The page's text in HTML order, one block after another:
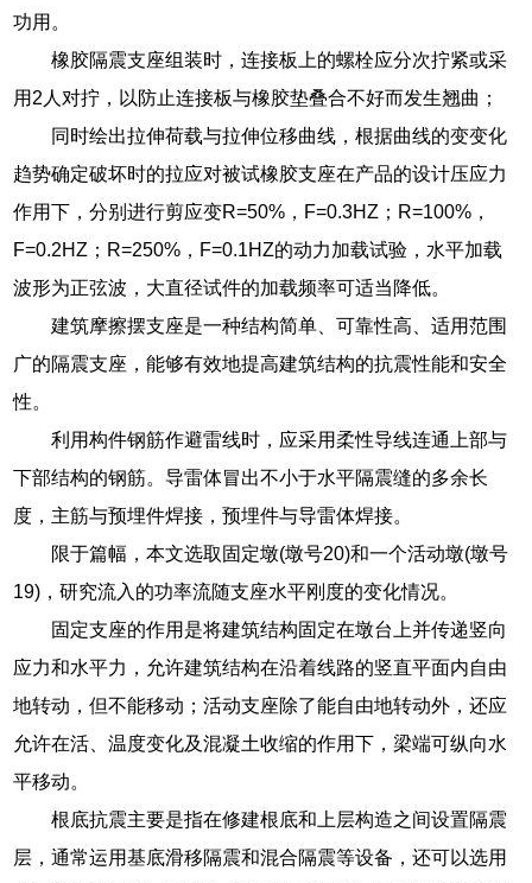
功用。
橡胶隔震支座组装时，连接板上的螺栓应分次拧紧或采
用2人对拧，以防止连接板与橡胶垫叠合不好而发生翘曲；
同时绘出拉伸荷载与拉伸位移曲线，根据曲线的变变化
趋势确定破坏时的拉应对被试橡胶支座在产品的设计压应力
作用下，分别进行剪应变R=50%，F=0.3HZ；R=100%，
F=0.2HZ；R=250%，F=0.1HZ的动力加载试验，水平加载
波形为正弦波，大直径试件的加载频率可适当降低。
建筑摩擦摆支座是一种结构简单、可靠性高、适用范围
广的隔震支座，能够有效地提高建筑结构的抗震性能和安全
性。
利用构件钢筋作避雷线时，应采用柔性导线连通上部与
下部结构的钢筋。导雷体冒出不小于水平隔震缝的多余长
度，主筋与预埋件焊接，预埋件与导雷体焊接。
限于篇幅，本文选取固定墩(墩号20)和一个活动墩(墩号
19)，研究流入的功率流随支座水平刚度的变化情况。
固定支座的作用是将建筑结构固定在墩台上并传递竖向
应力和水平力，允许建筑结构在沿着线路的竖直平面内自由
地转动，但不能移动；活动支座除了能自由地转动外，还应
允许在活、温度变化及混凝土收缩的作用下，梁端可纵向水
平移动。
根底抗震主要是指在修建根底和上层构造之间设置隔震
层，通常运用基底滑移隔震和混合隔震等设备，还可以选用